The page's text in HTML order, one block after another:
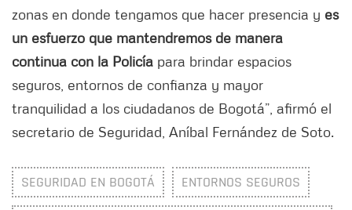
zonas en donde tengamos que hacer presencia y es
un esfuerzo que mantendremos de manera
continua con la Policía para brindar espacios
seguros, entornos de confianza y mayor
tranquilidad a los ciudadanos de Bogotá”, afirmó el
secretario de Seguridad, Aníbal Fernández de Soto.
SEGURIDAD EN BOGOTÁ ENTORNOS SEGUROS